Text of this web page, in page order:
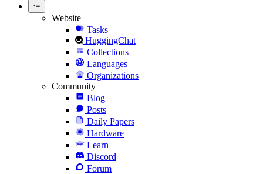
Website
Tasks
HuggingChat
Collections
Languages
Organizations
Community
Blog
Posts
Daily Papers
Hardware
Learn
Discord
Forum